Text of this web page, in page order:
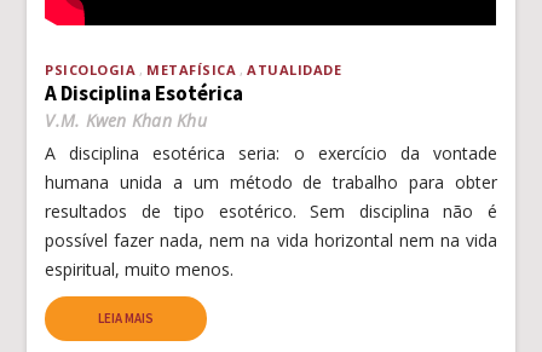
PSICOLOGIA METAFÍSICA ATUALIDADE
A Disciplina Esotérica
V.M. Kwen Khan Khu
A disciplina esotérica seria: o exercício da vontade
humana unida a um método de trabalho para obter
resultados de tipo esotérico. Sem disciplina não é
possível fazer nada, nem na vida horizontal nem na vida
espiritual, muito menos.
LEIA MAIS